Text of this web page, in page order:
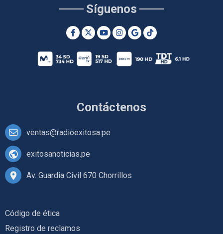
Contáctenos
ventas@radioexitosa.pe
exitosanoticias.pe
Av. Guardia Civil 670 Chorrillos
Síguenos
Código de ética
Registro de reclamos